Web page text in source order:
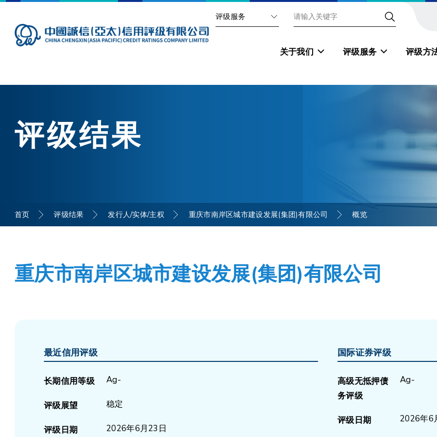
评级服务
关于我们 评级服务 评级方
评级结果
首页 评级结果 发行人/实体/主权 重庆市南岸区城市建设发展(集团)有限公司 概览
重庆市南岸区城市建设发展(集团)有限公司
最近信用评级
长期信用等级 Ag-
评级展望 稳定
评级日期 2026年6月23日
国际证券评级
高级无抵押债
务评级
Ag-
评级日期 2026年6